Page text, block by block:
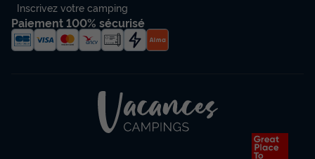
Inscrivez votre camping
Paiement 100% sécurisé